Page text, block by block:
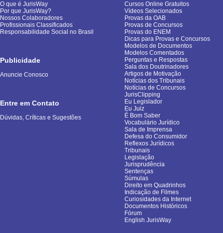
O que é JurisWay
Por que JurisWay?
Nossos Colaboradores
Profissionais Classificados
Responsabilidade Social no Brasil
Publicidade
Anuncie Conosco
Entre em Contato
Dúvidas, Críticas e Sugestões
Cursos Online Gratuitos
Vídeos Selecionados
Provas da OAB
Provas de Concursos
Provas do ENEM
Dicas para Provas e Concursos
Modelos de Documentos
Modelos Comentados
Perguntas e Respostas
Sala dos Doutrinadores
Artigos de Motivação
Notícias dos Tribunais
Notícias de Concursos
JurisClipping
Eu Legislador
Eu Juiz
É Bom Saber
Vocabulário Jurídico
Sala de Imprensa
Defesa do Consumidor
Reflexos Jurídicos
Tribunais
Legislação
Jurisprudência
Sentenças
Súmulas
Direito em Quadrinhos
Indicação de Filmes
Curiosidades da Internet
Documentos Históricos
Fórum
English JurisWay